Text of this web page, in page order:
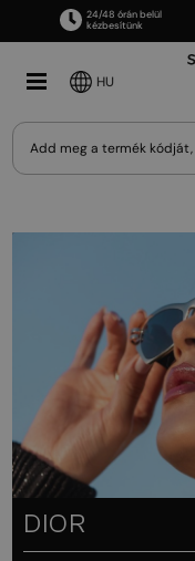
24/48 órán belül
kézbesítünk
HU
DIOR